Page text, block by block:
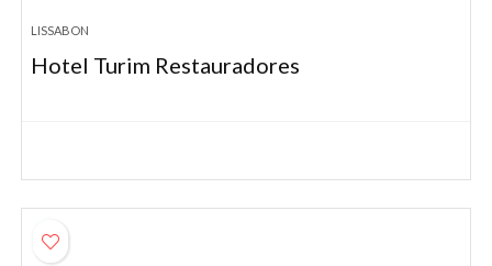
LISSABON
Hotel Turim Restauradores